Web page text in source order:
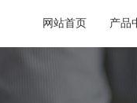
网站首页 产品